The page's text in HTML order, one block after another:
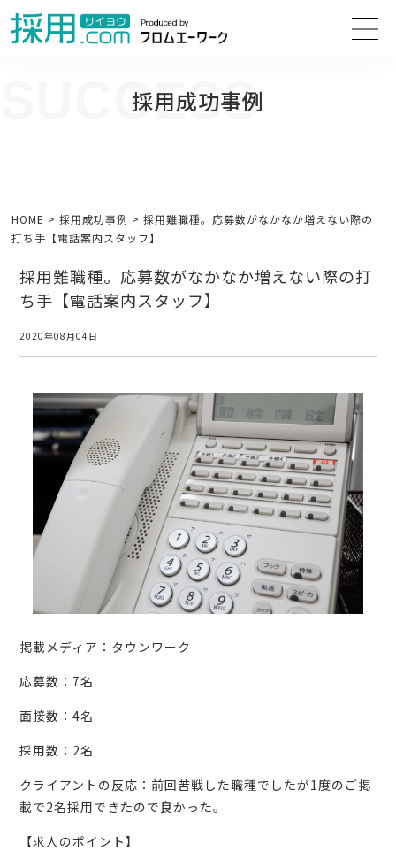
採用成功事例
SUCCESS
HOME >採用成功事例 >採用難職種。応募数がなかなか増えない際の
打ち手【電話案内スタッフ】
採用難職種。応募数がなかなか増えない際の打
ち手【電話案内スタッフ】
2020年08月04日
掲載メディア：タウンワーク
応募数：7名
面接数：4名
採用数：2名
クライアントの反応：前回苦戦した職種でしたが1度のご掲
載で2名採用できたので良かった。
【求人のポイント】